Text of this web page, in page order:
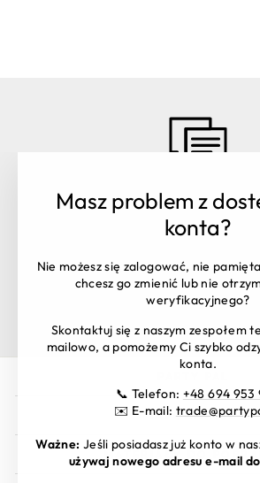
Masz problem z
konta?
Nie możesz się zalogować, nie
chcesz go zmienić lub nie
weryfikacyjnego?
Skontaktuj się z naszym zespołem
mailowo, a pomożemy Ci szybko
konta.
📞 Telefon: +48 694 953
✉️ E-mail:
Ważne: Jeśli posiadasz już konto w
używaj nowego adresu e-mail
Masz pytania?
Obsługa zamówień:
+48 516 106 398
shop@partypal.pl
trade@partypal.pl
INFORMACJE
MATERIAŁY DO